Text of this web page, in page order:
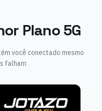
Plano 5G
você conectado mesmo
falham